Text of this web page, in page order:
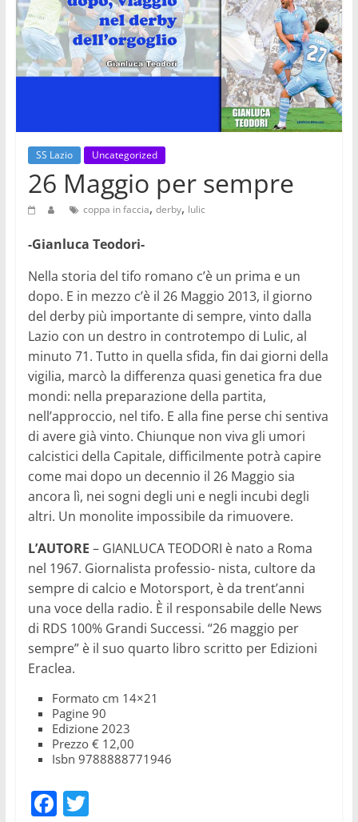
SS Lazio Uncategorized
26 Maggio per sempre
coppa in faccia, derby, lulic
-Gianluca Teodori-
Nella storia del tifo romano c’è un prima e un
dopo. E in mezzo c’è il 26 Maggio 2013, il giorno
del derby più importante di sempre, vinto dalla
Lazio con un destro in controtempo di Lulic, al
minuto 71. Tutto in quella sfida, fin dai giorni della
vigilia, marcò la differenza quasi genetica fra due
mondi: nella preparazione della partita,
nell’approccio, nel tifo. E alla fine perse chi sentiva
di avere già vinto. Chiunque non viva gli umori
calcistici della Capitale, difficilmente potrà capire
come mai dopo un decennio il 26 Maggio sia
ancora lì, nei sogni degli uni e negli incubi degli
altri. Un monolite impossibile da rimuovere.
L’AUTORE – GIANLUCA TEODORI è nato a Roma
nel 1967. Giornalista professio- nista, cultore da
sempre di calcio e Motorsport, è da trent’anni
una voce della radio. È il responsabile delle News
di RDS 100% Grandi Successi. “26 maggio per
sempre” è il suo quarto libro scritto per Edizioni
Eraclea.
Formato cm 14×21
Pagine 90
Edizione 2023
Prezzo € 12,00
Isbn 9788888771946
F T